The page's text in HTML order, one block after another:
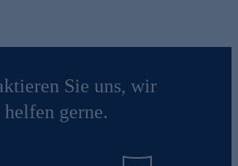
Sie uns, wir
helfen gerne.